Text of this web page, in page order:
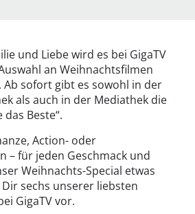
und Liebe wird es bei GigaTV
an Weihnachtsfilmen
sofort gibt es sowohl in der
als auch in der Mediathek die
das Beste“.
Action- oder
– für jeden Geschmack und
Weihnachts-Special etwas
sechs unserer liebsten
GigaTV vor.